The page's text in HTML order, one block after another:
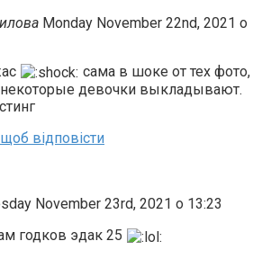
Monday November 22nd, 2021 о
сама в шоке от тех фото,
девочки выкладывают.
щоб відповісти
November 23rd, 2021 о 13:23
годков эдак 25